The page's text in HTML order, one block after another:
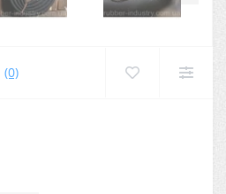
(0)